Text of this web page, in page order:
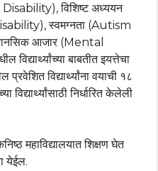
विशिष्ट अध्ययन
स्वमग्नता (Autism
आजार (Mental
विद्यार्थ्यांच्या बाबतीत इयत्तेचा
प्रवेशित विद्यार्थ्यांना वयाची १८
विद्यार्थ्यांसाठी निर्धारित केलेली
महाविद्यालयात शिक्षण घेत
येईल.